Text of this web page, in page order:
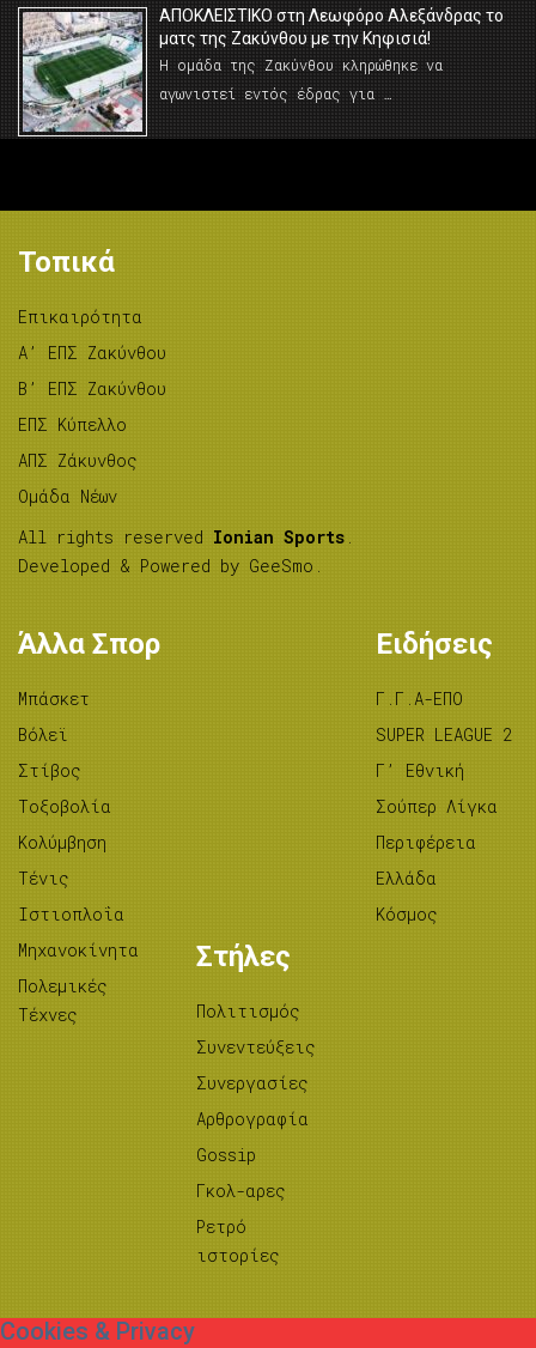
AΠΟΚΛΕΙΣΤΙΚΟ στη Λεωφόρο Αλεξάνδρας το
ματς της Ζακύνθου με την Κηφισιά!
Η ομάδα της Ζακύνθου κληρώθηκε να
αγωνιστεί εντός έδρας για …
Τοπικά
Επικαιρότητα
A’ ΕΠΣ Ζακύνθου
B’ ΕΠΣ Ζακύνθου
ΕΠΣ Κύπελλο
ΑΠΣ Ζάκυνθος
Ομάδα Νέων
All rights reserved Ionian Sports .
Developed & Powered by GeeSmo .
Άλλα Σπορ
Μπάσκετ
Βόλεϊ
Στίβος
Tοξοβολία
Κολύμβηση
Τένις
Ιστιοπλοΐα
Μηχανοκίνητα
Πολεμικές
Τέχνες
Ειδήσεις
Γ.Γ.Α-ΕΠΟ
SUPER LEAGUE 2
Γ’ Εθνική
Σούπερ Λίγκα
Περιφέρεια
Ελλάδα
Κόσμος
Στήλες
Πολιτισμός
Συνεντεύξεις
Συνεργασίες
Αρθρογραφία
Gossip
Γκολ-αρες
Ρετρό
ιστορίες
Cookies & Privacy